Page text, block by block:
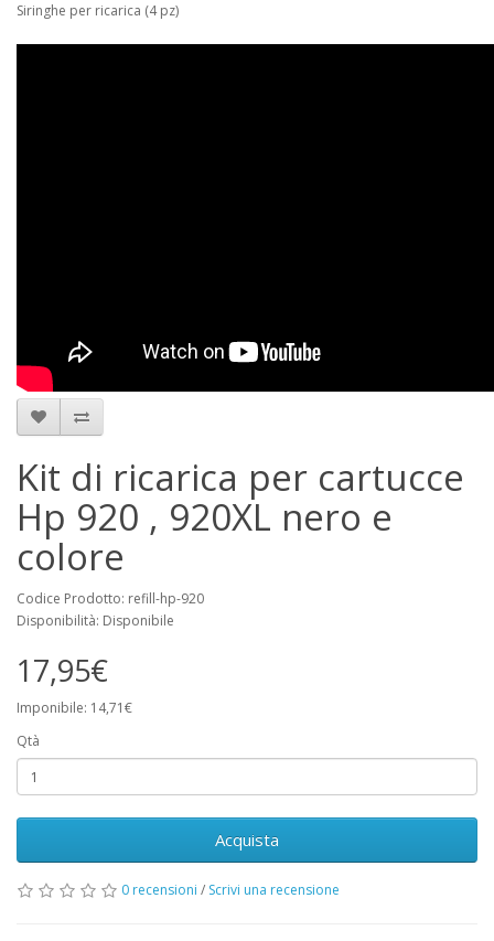
Siringhe per ricarica (4 pz)
Kit di ricarica per cartucce
Hp 920 , 920XL nero e
colore
Codice Prodotto: refill-hp-920
Disponibilità: Disponibile
17,95€
Imponibile: 14,71€
Qtà
Acquista
0 recensioni / Scrivi una recensione